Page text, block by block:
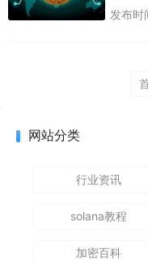
技术分
发布
网站分类
行业资讯
solana教程
加密百科